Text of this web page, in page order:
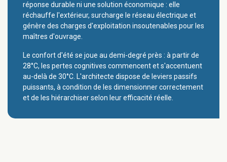
réponse durable ni une solution économique : elle
réchauffe l'extérieur, surcharge le réseau électrique et
génère des charges d'exploitation insoutenables pour les
maîtres d'ouvrage.
Le confort d'été se joue au demi-degré près : à partir de
28°C, les pertes cognitives commencent et s'accentuent
au-delà de 30°C. L'architecte dispose de leviers passifs
puissants, à condition de les dimensionner correctement
et de les hiérarchiser selon leur efficacité réelle.